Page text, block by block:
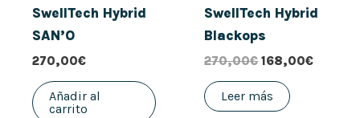
SwellTech Hybrid
SAN’O
270,00€
Añadir al
carrito
SwellTech Hybrid
Blackops
270,00€ 168,00€
Leer más